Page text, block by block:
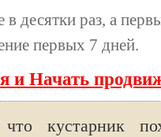
десятки раз, а
первых 7 дней.
и Начать
кустарник